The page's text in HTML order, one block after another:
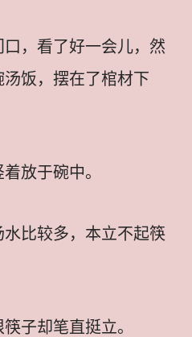
，看了好一会儿，然
饭，摆在了棺材下
放于碗中。
比较多，本立不起筷
子却笔直挺立。